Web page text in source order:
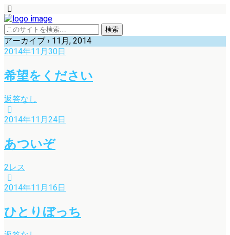
アーカイブ › 11月, 2014
2014年11月30日
希望をください
返答なし
2014年11月24日
あついぞ
2レス
2014年11月16日
ひとりぼっち